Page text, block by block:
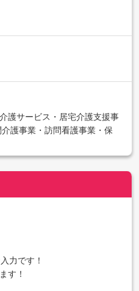
護サービス・居宅介護支援事
護事業・訪問看護事業・保
力です！
す！